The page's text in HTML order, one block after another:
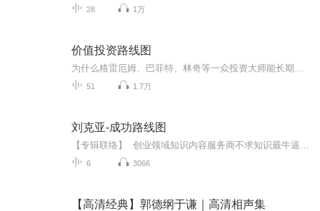
28 1万
价值投资路线图
51 1.7万
刘克亚-成功路线图
6 3066
【高清经典】郭德纲于谦｜高清相声集